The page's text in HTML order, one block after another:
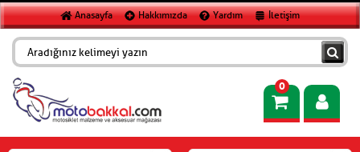
Anasayfa Hakkımızda Yardım İletişim
0